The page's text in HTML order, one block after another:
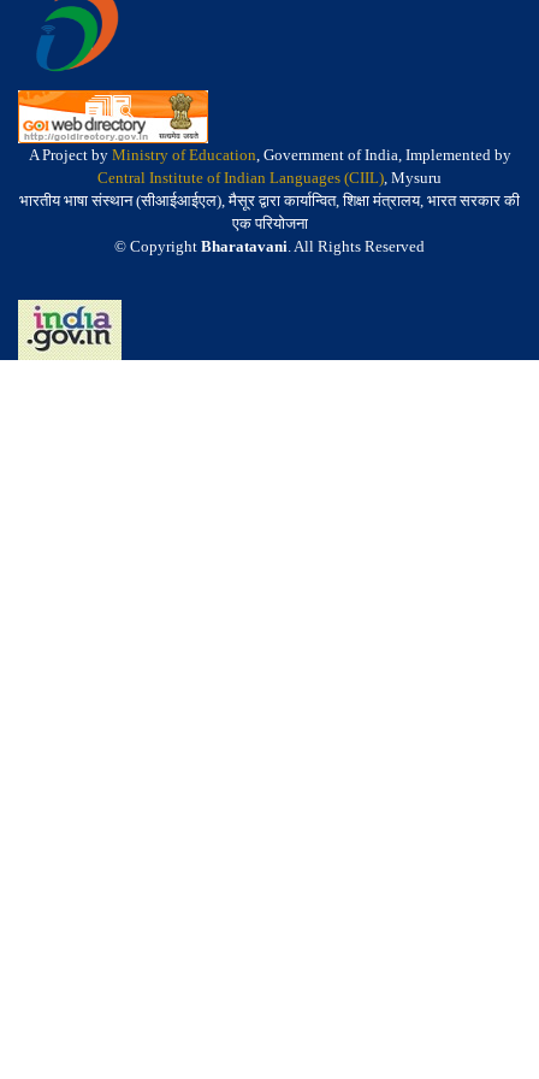
A Project by Ministry of Education, Government of India, Implemented by
Central Institute of Indian Languages (CIIL), Mysuru
भारतीय भाषा संस्थान (सीआईआईएल), मैसूर द्वारा कार्यान्वित, शिक्षा मंत्रालय, भारत सरकार की
एक परियोजना
© Copyright Bharatavani. All Rights Reserved